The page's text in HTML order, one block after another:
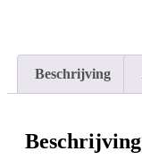
Beschrijving
Beschrijving